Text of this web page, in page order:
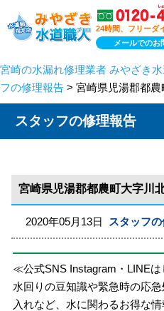
24時間、フリーダ
メールでのお
宮崎の水漏れ修理業者 みやざき
フの修理報告 > 宮崎県児湯郡都
スタッフの修理報告
宮崎県児湯郡都農町大字川
2020年05月13日 スタッフ
≪公式SNS Instagram・LINE
水回りの豆知識や緊急時の応
入れなど、水に関わるお得な